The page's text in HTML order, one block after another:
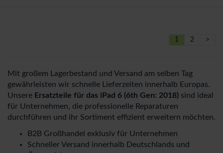
1 2 >
Mit großem Lagerbestand und Versand am selben Tag
gewährleisten wir schnelle Lieferzeiten innerhalb Europas.
Unsere Ersatzteile für das iPad 6 (6th Gen: 2018) sind ideal
für Unternehmen, die professionelle Reparaturen
durchführen und ihr Sortiment effizient erweitern möchten.
B2B Großhandel exklusiv für Unternehmen
Schneller Versand innerhalb Deutschlands und